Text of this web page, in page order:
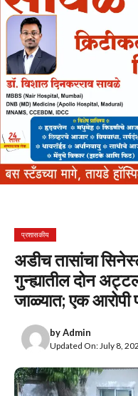
प्रशासकीय
अडीच तासांचा
गुन्ह्यातील दोन
जाळ्यात; एक आरोपी
byAdmin
Updated On: July 8,